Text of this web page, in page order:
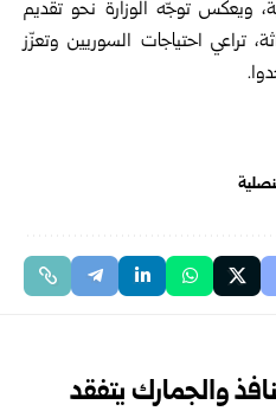
ويعكس توجّه الوزارة نحو تقديم
تراعي احتياجات السوريين وتعزّز
والجمارك يتفقد